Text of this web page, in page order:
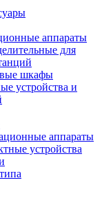
аппараты
для
шкафы
устройства и
аппараты
устройства